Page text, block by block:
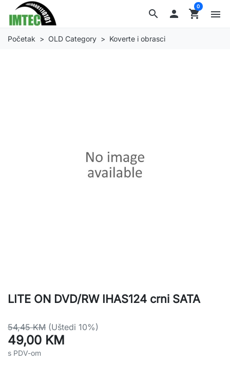
search  shopping_cart
0
menu
Početak OLD Category Koverte i obrasci
LITE ON DVD/RW IHAS124 crni SATA
54,45 KM (Uštedi 10%)
49,00 KM
s PDV-om